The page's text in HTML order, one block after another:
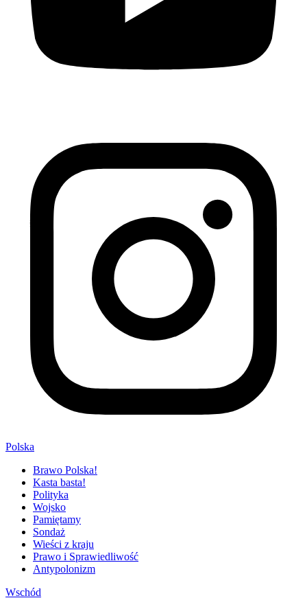
Polska
Brawo Polska!
Kasta basta!
Polityka
Wojsko
Pamiętamy
Sondaż
Wieści z kraju
Prawo i Sprawiedliwość
Antypolonizm
Wschód